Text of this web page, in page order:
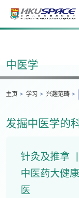
Main
中医学
主页 学习 兴趣范畴
发掘中医学的
针灸及推拿
中医药大健
医